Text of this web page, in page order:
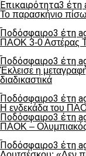
Επικαιρότητα3 έτη
Το παρασκήνιο
Ποδόσφαιρο3 έτη
ΠΑΟΚ 3-0 Αστέρας
Ποδόσφαιρο3 έτη
Έκλεισε η
διαδικαστικά
Ποδόσφαιρο3 έτη
Η ενδεκάδα του
Ποδόσφαιρο3 έτη
ΠΑΟΚ –
Ποδόσφαιρο3 έτη